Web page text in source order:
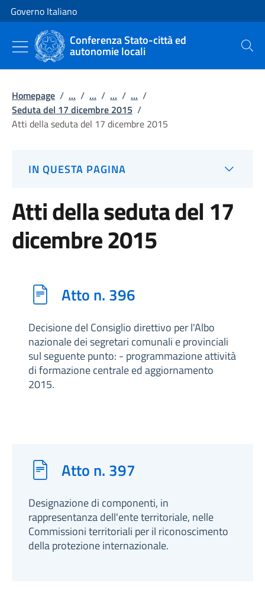
Vai al contenuto
Vai alla navigazione del sito
Governo Italiano
Conferenza Stato-città ed
autonomie locali Cerca
Homepage / ... / ... / ... / ... /
Seduta del 17 dicembre 2015 /
Atti della seduta del 17 dicembre 2015
IN QUESTA PAGINA
Atti della seduta del 17
dicembre 2015
Atto n. 396
Decisione del Consiglio direttivo per l'Albo
nazionale dei segretari comunali e provinciali
sul seguente punto: - programmazione attività
di formazione centrale ed aggiornamento
2015.
Atto n. 397
Designazione di componenti, in
rappresentanza dell'ente territoriale, nelle
Commissioni territoriali per il riconoscimento
della protezione internazionale.